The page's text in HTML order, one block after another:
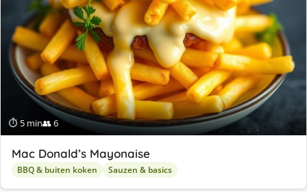
⏱ 5 min👥 6
Mac Donald’s Mayonaise
BBQ & buiten koken Sauzen & basics